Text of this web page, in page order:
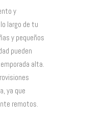
y
largo de tu
y pequeños
pueden
alta.
ya que
remotos.